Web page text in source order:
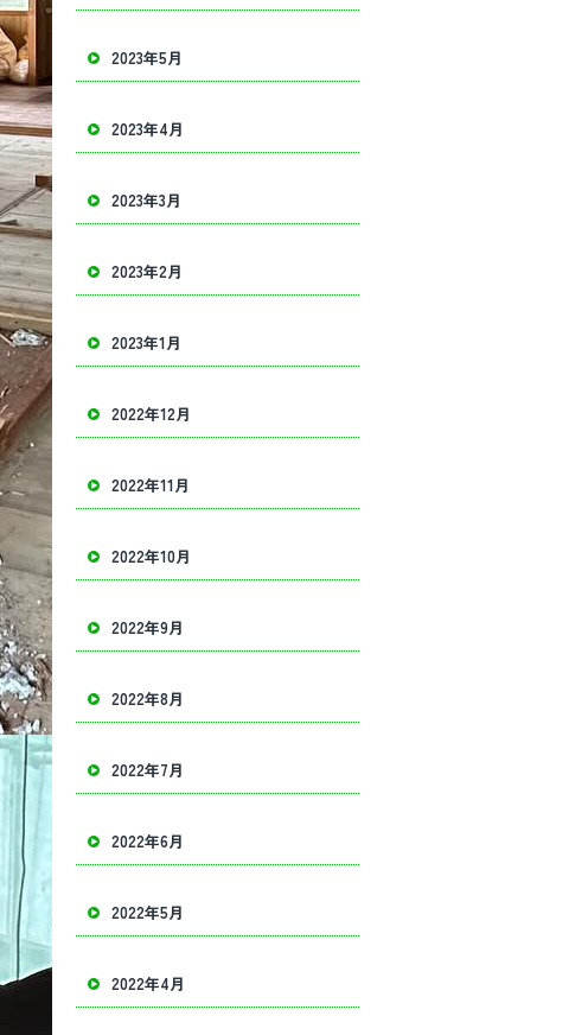
2023年5月
2023年4月
2023年3月
2023年2月
2023年1月
2022年12月
2022年11月
2022年10月
2022年9月
2022年8月
2022年7月
2022年6月
2022年5月
2022年4月